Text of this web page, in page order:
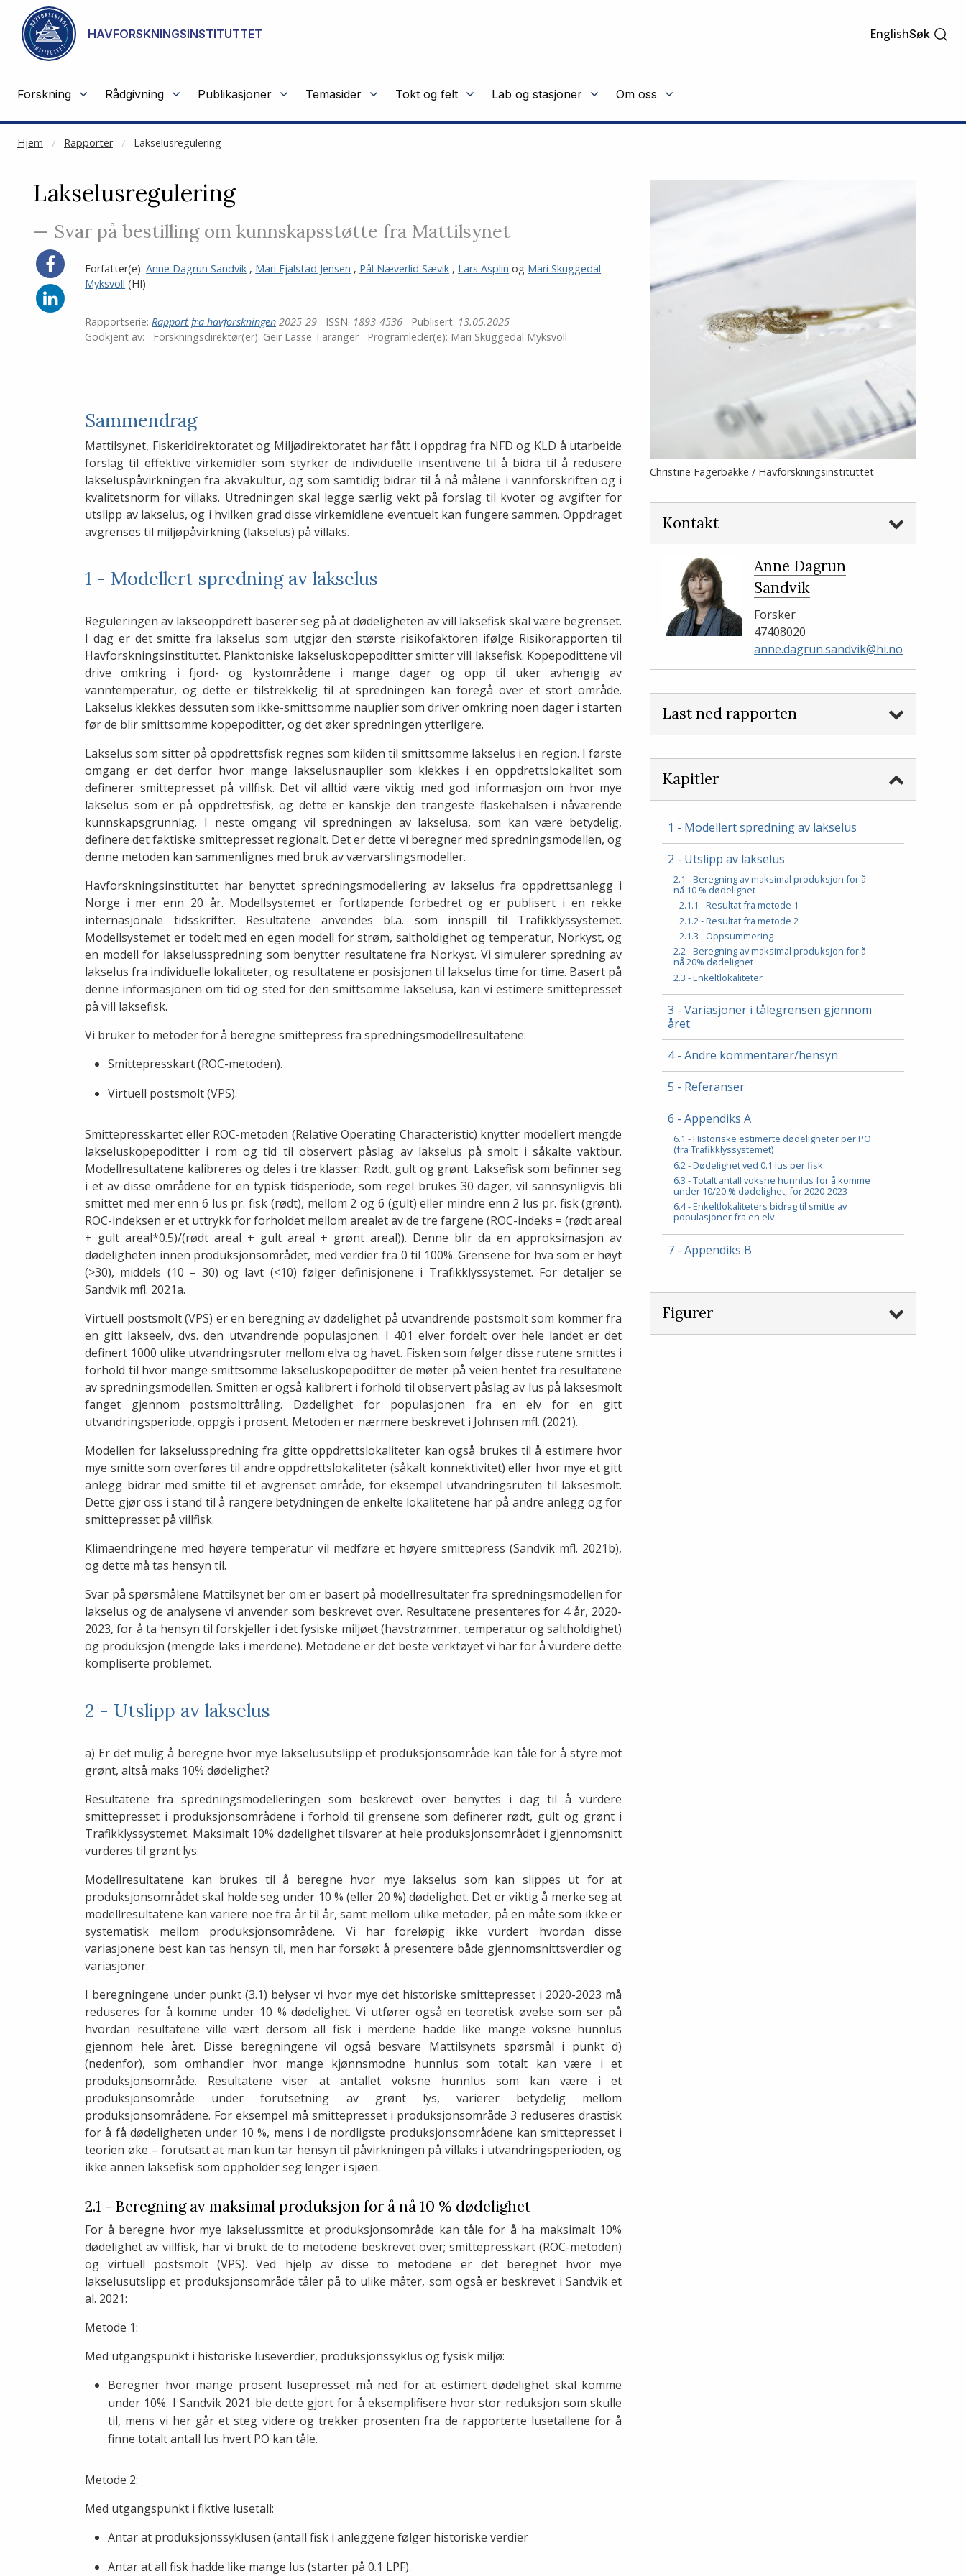
Gå til hovedinnhold
HAVFORSKNINGSINSTITUTTET EnglishSøk
Forskning Rådgivning Publikasjoner Temasider Tokt og felt Lab og stasjoner Om oss
Hjem Rapporter Lakselusregulering
NOT CACHED
Lakselusregulering
— Svar på bestilling om kunnskapsstøtte fra Mattilsynet
Forfatter(e):Anne Dagrun Sandvik , Mari Fjalstad Jensen , Pål Næverlid Sævik , Lars Asplin og Mari Skuggedal
Myksvoll (HI)
Rapportserie: Rapport fra havforskningen 2025-29 ISSN: 1893-4536 Publisert: 13.05.2025
Godkjent av:
Forskningsdirektør(er): Geir Lasse Taranger Programleder(e): Mari Skuggedal Myksvoll
Sammendrag
Mattilsynet, Fiskeridirektoratet og Miljødirektoratet har fått i oppdrag fra NFD og KLD å utarbeide
forslag til effektive virkemidler som styrker de individuelle insentivene til å bidra til å redusere
lakseluspåvirkningen fra akvakultur, og som samtidig bidrar til å nå målene i vannforskriften og i
kvalitetsnorm for villaks. Utredningen skal legge særlig vekt på forslag til kvoter og avgifter for
utslipp av lakselus, og i hvilken grad disse virkemidlene eventuelt kan fungere sammen. Oppdraget
avgrenses til miljøpåvirkning (lakselus) på villaks.
1 - Modellert spredning av lakselus
Reguleringen av lakseoppdrett baserer seg på at dødeligheten av vill laksefisk skal være begrenset.
I dag er det smitte fra lakselus som utgjør den største risikofaktoren ifølge Risikorapporten til
Havforskningsinstituttet. Planktoniske lakseluskopepoditter smitter vill laksefisk. Kopepodittene vil
drive omkring i fjord- og kystområdene i mange dager og opp til uker avhengig av
vanntemperatur, og dette er tilstrekkelig til at spredningen kan foregå over et stort område.
Lakselus klekkes dessuten som ikke-smittsomme nauplier som driver omkring noen dager i starten
før de blir smittsomme kopepoditter, og det øker spredningen ytterligere.
Lakselus som sitter på oppdrettsfisk regnes som kilden til smittsomme lakselus i en region. I første
omgang er det derfor hvor mange lakselusnauplier som klekkes i en oppdrettslokalitet som
definerer smittepresset på villfisk. Det vil alltid være viktig med god informasjon om hvor mye
lakselus som er på oppdrettsfisk, og dette er kanskje den trangeste flaskehalsen i nåværende
kunnskapsgrunnlag. I neste omgang vil spredningen av lakselusa, som kan være betydelig,
definere det faktiske smittepresset regionalt. Det er dette vi beregner med spredningsmodellen, og
denne metoden kan sammenlignes med bruk av værvarslingsmodeller.
Havforskningsinstituttet har benyttet spredningsmodellering av lakselus fra oppdrettsanlegg i
Norge i mer enn 20 år. Modellsystemet er fortløpende forbedret og er publisert i en rekke
internasjonale tidsskrifter. Resultatene anvendes bl.a. som innspill til Trafikklyssystemet.
Modellsystemet er todelt med en egen modell for strøm, saltholdighet og temperatur, Norkyst, og
en modell for lakselusspredning som benytter resultatene fra Norkyst. Vi simulerer spredning av
lakselus fra individuelle lokaliteter, og resultatene er posisjonen til lakselus time for time. Basert på
denne informasjonen om tid og sted for den smittsomme lakselusa, kan vi estimere smittepresset
på vill laksefisk.
Vi bruker to metoder for å beregne smittepress fra spredningsmodellresultatene:
Smittepresskart (ROC-metoden).
Virtuell postsmolt (VPS).
Smittepresskartet eller ROC-metoden (Relative Operating Characteristic) knytter modellert mengde
lakseluskopepoditter i rom og tid til observert påslag av lakselus på smolt i såkalte vaktbur.
Modellresultatene kalibreres og deles i tre klasser: Rødt, gult og grønt. Laksefisk som befinner seg
i et av disse områdene for en typisk tidsperiode, som regel brukes 30 dager, vil sannsynligvis bli
smittet med mer enn 6 lus pr. fisk (rødt), mellom 2 og 6 (gult) eller mindre enn 2 lus pr. fisk (grønt).
ROC-indeksen er et uttrykk for forholdet mellom arealet av de tre fargene (ROC-indeks = (rødt areal
+ gult areal*0.5)/(rødt areal + gult areal + grønt areal)). Denne blir da en approksimasjon av
dødeligheten innen produksjonsområdet, med verdier fra 0 til 100%. Grensene for hva som er høyt
(>30), middels (10 – 30) og lavt (<10) følger definisjonene i Trafikklyssystemet. For detaljer se
Sandvik mfl. 2021a.
Virtuell postsmolt (VPS) er en beregning av dødelighet på utvandrende postsmolt som kommer fra
en gitt lakseelv, dvs. den utvandrende populasjonen. I 401 elver fordelt over hele landet er det
definert 1000 ulike utvandringsruter mellom elva og havet. Fisken som følger disse rutene smittes i
forhold til hvor mange smittsomme lakseluskopepoditter de møter på veien hentet fra resultatene
av spredningsmodellen. Smitten er også kalibrert i forhold til observert påslag av lus på laksesmolt
fanget gjennom postsmolttråling. Dødelighet for populasjonen fra en elv for en gitt
utvandringsperiode, oppgis i prosent. Metoden er nærmere beskrevet i Johnsen mfl. (2021).
Modellen for lakselusspredning fra gitte oppdrettslokaliteter kan også brukes til å estimere hvor
mye smitte som overføres til andre oppdrettslokaliteter (såkalt konnektivitet) eller hvor mye et gitt
anlegg bidrar med smitte til et avgrenset område, for eksempel utvandringsruten til laksesmolt.
Dette gjør oss i stand til å rangere betydningen de enkelte lokalitetene har på andre anlegg og for
smittepresset på villfisk.
Klimaendringene med høyere temperatur vil medføre et høyere smittepress (Sandvik mfl. 2021b),
og dette må tas hensyn til.
Svar på spørsmålene Mattilsynet ber om er basert på modellresultater fra spredningsmodellen for
lakselus og de analysene vi anvender som beskrevet over. Resultatene presenteres for 4 år, 2020-
2023, for å ta hensyn til forskjeller i det fysiske miljøet (havstrømmer, temperatur og saltholdighet)
og produksjon (mengde laks i merdene). Metodene er det beste verktøyet vi har for å vurdere dette
kompliserte problemet.
2 - Utslipp av lakselus
a) Er det mulig å beregne hvor mye lakselusutslipp et produksjonsområde kan tåle for å styre mot
grønt, altså maks 10% dødelighet?
Resultatene fra spredningsmodelleringen som beskrevet over benyttes i dag til å vurdere
smittepresset i produksjonsområdene i forhold til grensene som definerer rødt, gult og grønt i
Trafikklyssystemet. Maksimalt 10% dødelighet tilsvarer at hele produksjonsområdet i gjennomsnitt
vurderes til grønt lys.
Modellresultatene kan brukes til å beregne hvor mye lakselus som kan slippes ut for at
produksjonsområdet skal holde seg under 10 % (eller 20 %) dødelighet. Det er viktig å merke seg at
modellresultatene kan variere noe fra år til år, samt mellom ulike metoder, på en måte som ikke er
systematisk mellom produksjonsområdene. Vi har foreløpig ikke vurdert hvordan disse
variasjonene best kan tas hensyn til, men har forsøkt å presentere både gjennomsnittsverdier og
variasjoner.
I beregningene under punkt (3.1) belyser vi hvor mye det historiske smittepresset i 2020-2023 må
reduseres for å komme under 10 % dødelighet. Vi utfører også en teoretisk øvelse som ser på
hvordan resultatene ville vært dersom all fisk i merdene hadde like mange voksne hunnlus
gjennom hele året. Disse beregningene vil også besvare Mattilsynets spørsmål i punkt d)
(nedenfor), som omhandler hvor mange kjønnsmodne hunnlus som totalt kan være i et
produksjonsområde. Resultatene viser at antallet voksne hunnlus som kan være i et
produksjonsområde under forutsetning av grønt lys, varierer betydelig mellom
produksjonsområdene. For eksempel må smittepresset i produksjonsområde 3 reduseres drastisk
for å få dødeligheten under 10 %, mens i de nordligste produksjonsområdene kan smittepresset i
teorien øke – forutsatt at man kun tar hensyn til påvirkningen på villaks i utvandringsperioden, og
ikke annen laksefisk som oppholder seg lenger i sjøen.
2.1 - Beregning av maksimal produksjon for å nå 10 % dødelighet
For å beregne hvor mye lakselussmitte et produksjonsområde kan tåle for å ha maksimalt 10%
dødelighet av villfisk, har vi brukt de to metodene beskrevet over; smittepresskart (ROC-metoden)
og virtuell postsmolt (VPS). Ved hjelp av disse to metodene er det beregnet hvor mye
lakselusutslipp et produksjonsområde tåler på to ulike måter, som også er beskrevet i Sandvik et
al. 2021:
Metode 1:
Med utgangspunkt i historiske luseverdier, produksjonssyklus og fysisk miljø:
Beregner hvor mange prosent lusepresset må ned for at estimert dødelighet skal komme
under 10%. I Sandvik 2021 ble dette gjort for å eksemplifisere hvor stor reduksjon som skulle
til, mens vi her går et steg videre og trekker prosenten fra de rapporterte lusetallene for å
finne totalt antall lus hvert PO kan tåle.
Metode 2:
Med utgangspunkt i fiktive lusetall:
Antar at produksjonssyklusen (antall fisk i anleggene følger historiske verdier
Antar at all fisk hadde like mange lus (starter på 0.1 LPF).
Del
på
Facebook
Del
på
LinkedIn
Christine Fagerbakke / Havforskningsinstituttet
Kontakt
Anne Dagrun
Sandvik
Forsker
47408020
anne.dagrun.sandvik@hi.no
Last ned rapporten
Kapitler
1 - Modellert spredning av lakselus
2 - Utslipp av lakselus
2.1 - Beregning av maksimal produksjon for å
nå 10 % dødelighet
2.1.1 - Resultat fra metode 1
2.1.2 - Resultat fra metode 2
2.1.3 - Oppsummering
2.2 - Beregning av maksimal produksjon for å
nå 20% dødelighet
2.3 - Enkeltlokaliteter
3 - Variasjoner i tålegrensen gjennom
året
4 - Andre kommentarer/hensyn
5 - Referanser
6 - Appendiks A
6.1 - Historiske estimerte dødeligheter per PO
(fra Trafikklyssystemet)
6.2 - Dødelighet ved 0.1 lus per fisk
6.3 - Totalt antall voksne hunnlus for å komme
under 10/20 % dødelighet, for 2020-2023
6.4 - Enkeltlokaliteters bidrag til smitte av
populasjoner fra en elv
7 - Appendiks B
Figurer